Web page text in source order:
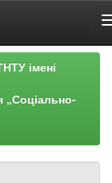
імені
„Соціально-